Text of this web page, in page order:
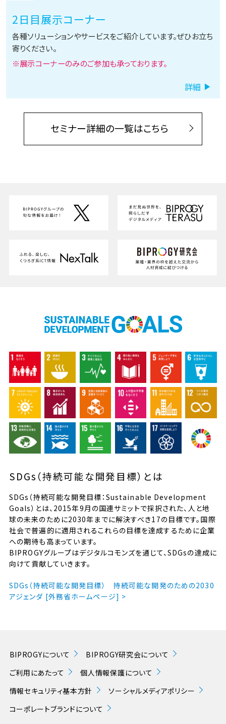
2日目展示コーナー
各種ソリューションやサービスをご紹介しています。ぜひお立ち
寄りください。
※展示コーナーのみのご参加も承っております。
詳細
セミナー詳細の一覧はこちら
SDGs（持続可能な開発目標）とは
SDGs（持続可能な開発目標：Sustainable Development
Goals）とは、2015年9月の国連サミットで採択された、人と地
球の未来のために2030年までに解決すべき17の目標です。国際
社会で普遍的に適用されるこれらの目標を達成するために企業
への期待も高まっています。
BIPROGYグループはデジタルコモンズを通じて、SDGsの達成に
向けて貢献していきます。
SDGs（持続可能な開発目標） 持続可能な開発のための2030
アジェンダ [外務省ホームページ] >
BIPROGYについて
BIPROGY研究会について
ご利用にあたって
個人情報保護について
情報セキュリティ基本方針
ソーシャルメディアポリシー
コーポレートブランドについて